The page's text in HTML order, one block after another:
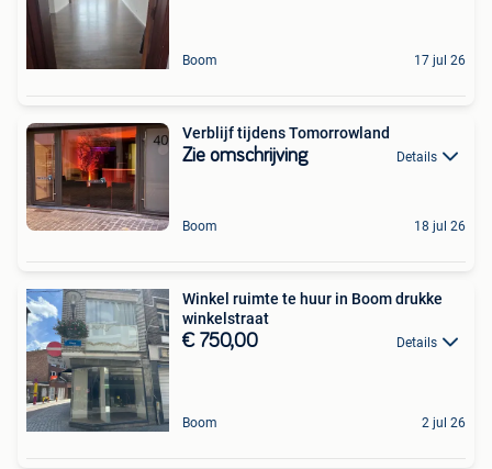
Boom 17 jul 26
Verblijf tijdens Tomorrowland
Zie omschrijving Details
Boom 18 jul 26
Winkel ruimte te huur in Boom drukke
winkelstraat
€ 750,00 Details
Boom 2 jul 26